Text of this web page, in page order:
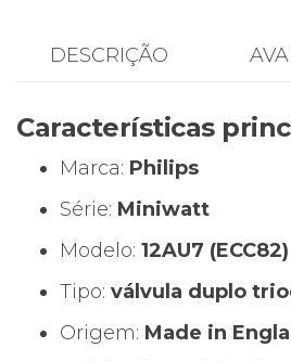
Miniwatt
in
England)
DESCRIÇÃO
Características
Marca: Philips
Série: Miniwatt
Modelo: 12AU7 (ECC82)
Tipo: válvula duplo
Origem: Made in